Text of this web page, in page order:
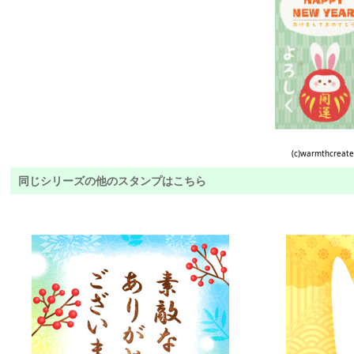
(c)warmthcreate
同じシリーズの他のスタンプはこちら